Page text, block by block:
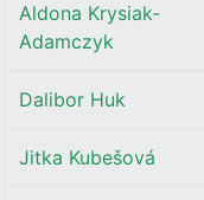
Aldona Krysiak-
Adamczyk
Dalibor Huk
Jitka Kubešová